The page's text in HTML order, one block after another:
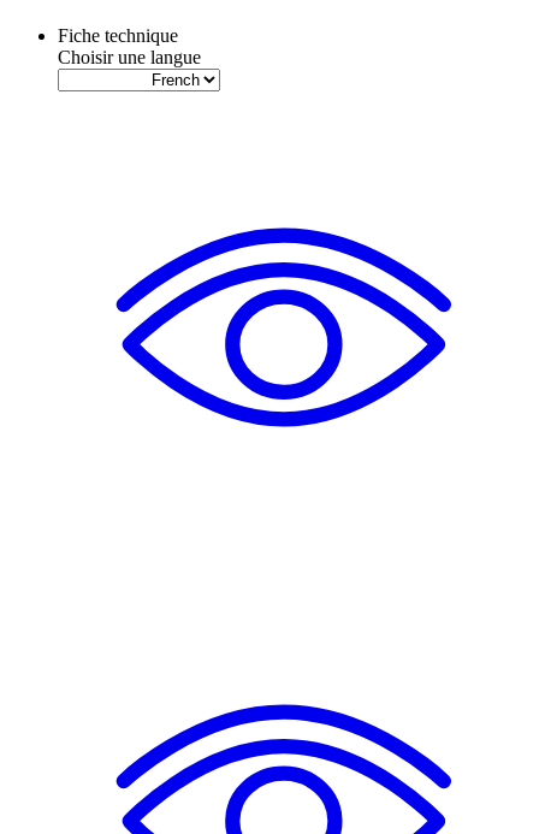
Fiche technique
Choisir une langue